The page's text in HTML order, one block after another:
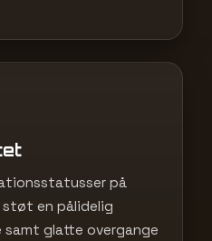
på
en pålidelig
glatte overgange